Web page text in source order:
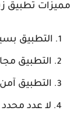
مميزات تطبيق
التطبيق
التطبيق
التطبيق
لا عدد محدد